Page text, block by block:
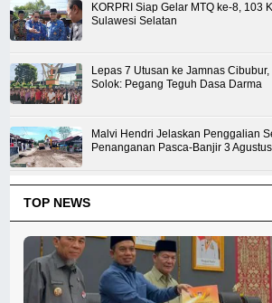
KORPRI Siap Gelar MTQ ke-8, 103
Sulawesi Selatan
Lepas 7 Utusan ke Jamnas
Solok: Pegang Teguh Dasa Darma
Malvi Hendri Jelaskan Penggalian
Penanganan Pasca-Banjir 3
TOP NEWS